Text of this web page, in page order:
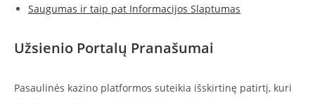
Saugumas ir taip pat Informacijos Slaptumas
Užsienio Portalų Pranašumai
Pasaulinės kazino platformos suteikia išskirtinę patirtį, kuri